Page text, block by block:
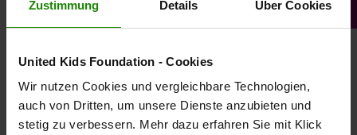
Zustimmung Details Über Cookies
United Kids Foundation - Cookies
Wir nutzen Cookies und vergleichbare Technologien,
auch von Dritten, um unsere Dienste anzubieten und
stetig zu verbessern. Mehr dazu erfahren Sie mit Klick
POWER-CHILD E.V.
WER UNS HILFT